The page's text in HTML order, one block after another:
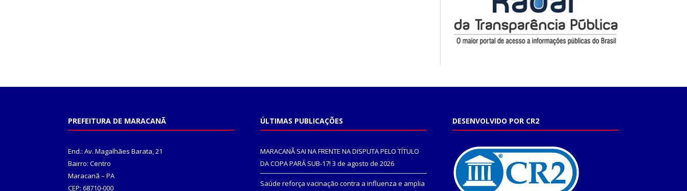
PREFEITURA DE MARACANÃ
End.: Av. Magalhães Barata, 21
Bairro: Centro
Maracanã – PA
CEP: 68710-000
ÚLTIMAS PUBLICAÇÕES
MARACANÃ SAI NA FRENTE NA DISPUTA PELO TÍTULO
DA COPA PARÁ SUB-17! 3 de agosto de 2026
Saúde reforça vacinação contra a influenza e amplia
DESENVOLVIDO POR CR2